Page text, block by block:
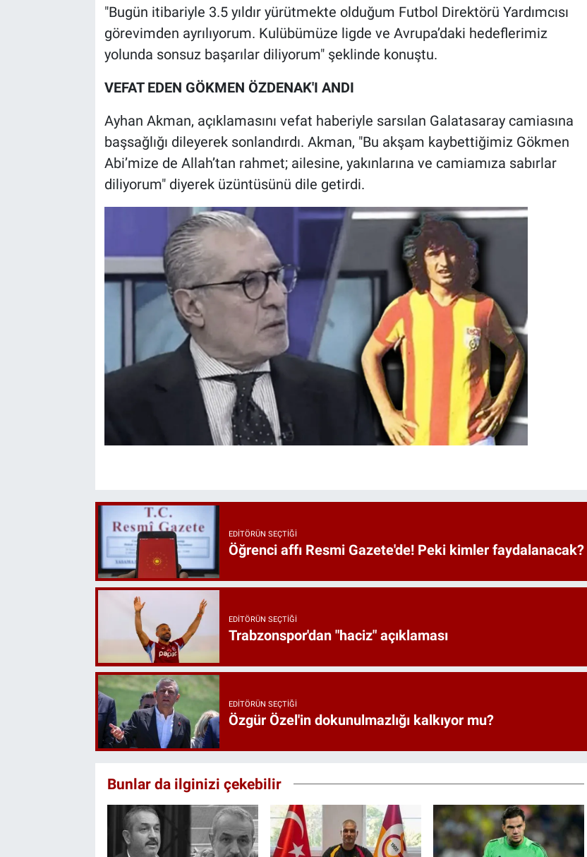
"Bugün itibariyle 3.5 yıldır yürütmekte olduğum Futbol Direktörü Yardımcısı
görevimden ayrılıyorum. Kulübümüze ligde ve Avrupa’daki hedeflerimiz
yolunda sonsuz başarılar diliyorum" şeklinde konuştu.
VEFAT EDEN GÖKMEN ÖZDENAK'I ANDI
Ayhan Akman, açıklamasını vefat haberiyle sarsılan Galatasaray camiasına
başsağlığı dileyerek sonlandırdı. Akman, "Bu akşam kaybettiğimiz Gökmen
Abi’mize de Allah’tan rahmet; ailesine, yakınlarına ve camiamıza sabırlar
diliyorum" diyerek üzüntüsünü dile getirdi.
EDITÖRÜN SEÇTIĞI
Öğrenci affı Resmi Gazete'de! Peki kimler faydalanacak?
EDITÖRÜN SEÇTIĞI
Trabzonspor'dan "haciz" açıklaması
EDITÖRÜN SEÇTIĞI
Özgür Özel'in dokunulmazlığı kalkıyor mu?
Bunlar da ilginizi çekebilir